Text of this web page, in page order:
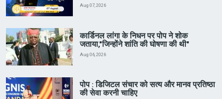
Aug 07, 2026
कार्डिनल लांगा के निधन पर पोप ने शोक
जताया,"जिन्होंने शांति की घोषणा की थी"
Aug 06, 2026
पोप : डिजिटल संचार को सत्य और मानव प्रतिष्ठा
की सेवा करनी चाहिए